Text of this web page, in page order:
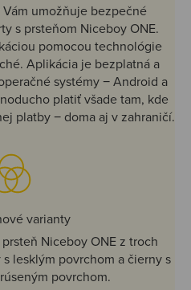
umožňuje bezpečné
s prsteňom Niceboy ONE.
pomocou technológie
Aplikácia je bezplatná a
systémy − Android a
platiť všade tam, kde
platby − doma aj v zahraničí.
varianty
Niceboy ONE z troch
lesklým povrchom a čierny s
povrchom.